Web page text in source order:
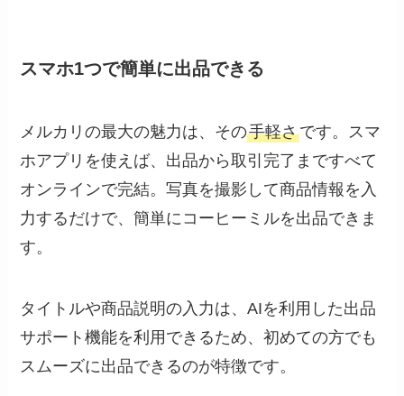
スマホ1つで簡単に出品できる
メルカリの最大の魅力は、その手軽さです。スマ
ホアプリを使えば、出品から取引完了まですべて
オンラインで完結。写真を撮影して商品情報を入
力するだけで、簡単にコーヒーミルを出品できま
す。
タイトルや商品説明の入力は、AIを利用した出品
サポート機能を利用できるため、初めての方でも
スムーズに出品できるのが特徴です。